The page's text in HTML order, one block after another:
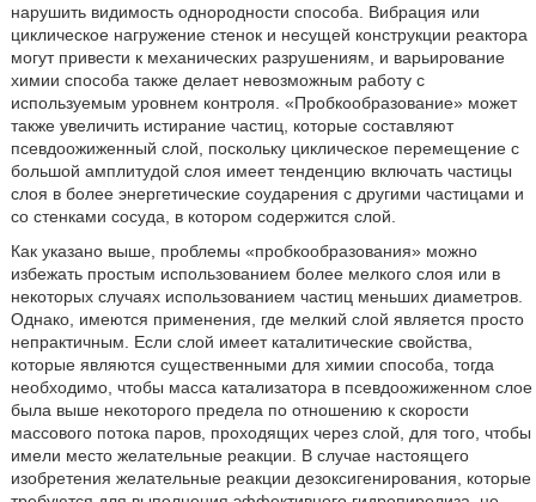
нарушить видимость однородности способа. Вибрация или
циклическое нагружение стенок и несущей конструкции реактора
могут привести к механических разрушениям, и варьирование
химии способа также делает невозможным работу с
используемым уровнем контроля. «Пробкообразование» может
также увеличить истирание частиц, которые составляют
псевдоожиженный слой, поскольку циклическое перемещение с
большой амплитудой слоя имеет тенденцию включать частицы
слоя в более энергетические соударения с другими частицами и
со стенками сосуда, в котором содержится слой.
Как указано выше, проблемы «пробкообразования» можно
избежать простым использованием более мелкого слоя или в
некоторых случаях использованием частиц меньших диаметров.
Однако, имеются применения, где мелкий слой является просто
непрактичным. Если слой имеет каталитические свойства,
которые являются существенными для химии способа, тогда
необходимо, чтобы масса катализатора в псевдоожиженном слое
была выше некоторого предела по отношению к скорости
массового потока паров, проходящих через слой, для того, чтобы
имели место желательные реакции. В случае настоящего
изобретения желательные реакции дезоксигенирования, которые